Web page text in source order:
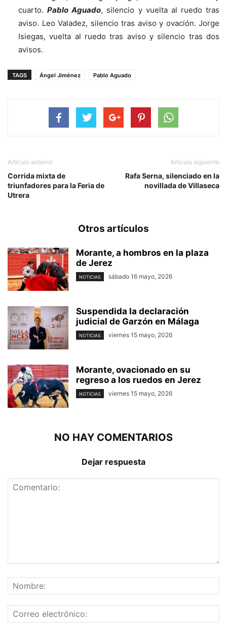
cuarto.Pablo Aguado, silencio y vuelta al ruedo tras
aviso. Leo Valadez, silencio tras aviso y ovación. Jorge
Isiegas, vuelta al ruedo tras aviso y silencio tras dos
avisos.
TAGS Ángel Jiménez Pablo Aguado
Artículo anterior
Corrida mixta de
triunfadores para la Feria de
Utrera
Artículo siguiente
Rafa Serna, silenciado en la
novillada de Villaseca
Otros artículos
Morante, a hombros en la plaza
de Jerez
NOTICIAS sábado 16 mayo, 2026
Suspendida la declaración
judicial de Garzón en Málaga
NOTICIAS viernes 15 mayo, 2026
Morante, ovacionado en su
regreso a los ruedos en Jerez
NOTICIAS viernes 15 mayo, 2026
NO HAY COMENTARIOS
Dejar respuesta